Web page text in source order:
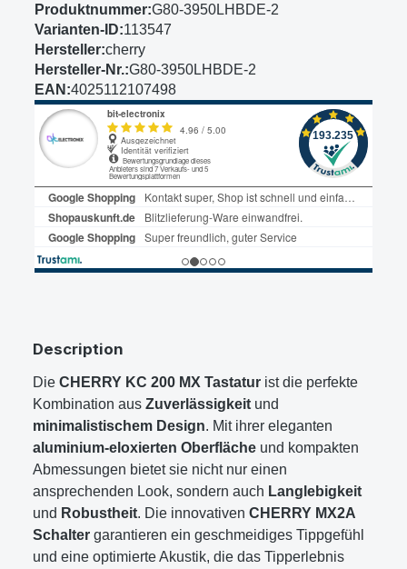
Produktnummer:G80-3950LHBDE-2
Varianten-ID:113547
Hersteller:cherry
Hersteller-Nr.:G80-3950LHBDE-2
EAN:4025112107498
Description
Die CHERRY KC 200 MX Tastatur ist die perfekte
Kombination aus Zuverlässigkeit und
minimalistischem Design. Mit ihrer eleganten
aluminium-eloxierten Oberfläche und kompakten
Abmessungen bietet sie nicht nur einen
ansprechenden Look, sondern auch Langlebigkeit
und Robustheit. Die innovativen CHERRY MX2A
Schalter garantieren ein geschmeidiges Tippgefühl
und eine optimierte Akustik, die das Tipperlebnis